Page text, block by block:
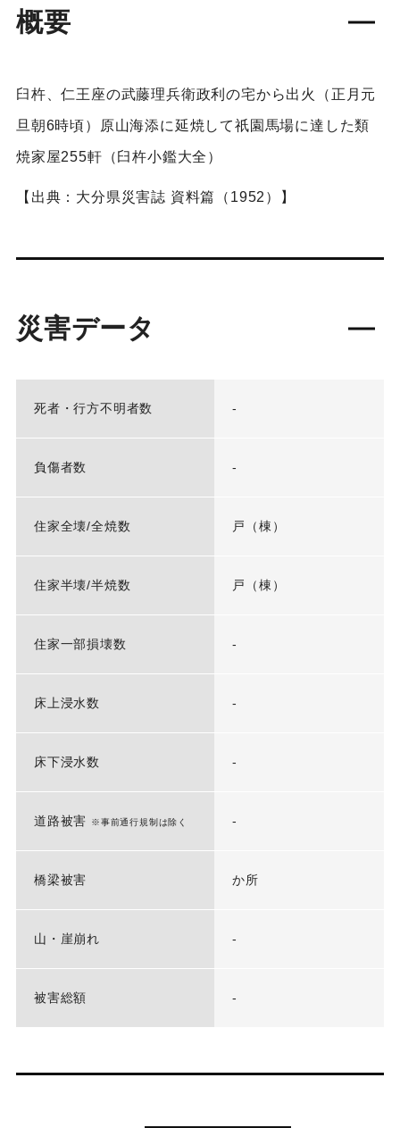
概要
臼杵、仁王座の武藤理兵衛政利の宅から出火（正月元
旦朝6時頃）原山海添に延焼して祇園馬場に達した類
焼家屋255軒（臼杵小鑑大全）
【出典：大分県災害誌 資料篇（1952）】
災害データ
死者・行方不明者数 -
負傷者数 -
住家全壊/全焼数 戸（棟）
住家半壊/半焼数 戸（棟）
住家一部損壊数 -
床上浸水数 -
床下浸水数 -
道路被害 ※事前通行規制は除く -
橋梁被害 か所
山・崖崩れ -
被害総額 -